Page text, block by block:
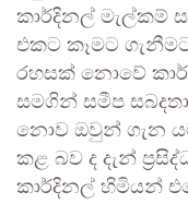
කාර්දිනල් මැල්කම්
එකට කෑමට
රහසක් නොවේ
සමගින් සමීප
නොව ඔවුන් ගැන
කළ බව ද දැන්
කාර්දිනල් හිමියන්